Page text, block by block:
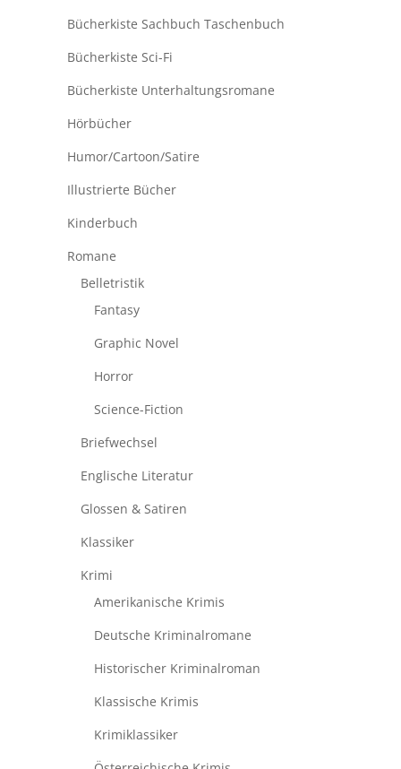
Bücherkiste Sachbuch Taschenbuch
Bücherkiste Sci-Fi
Bücherkiste Unterhaltungsromane
Hörbücher
Humor/Cartoon/Satire
Illustrierte Bücher
Kinderbuch
Romane
Belletristik
Fantasy
Graphic Novel
Horror
Science-Fiction
Briefwechsel
Englische Literatur
Glossen & Satiren
Klassiker
Krimi
Amerikanische Krimis
Deutsche Kriminalromane
Historischer Kriminalroman
Klassische Krimis
Krimiklassiker